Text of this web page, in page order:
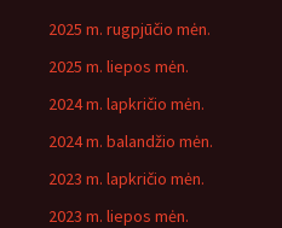
2025 m. rugpjūčio mėn.
2025 m. liepos mėn.
2024 m. lapkričio mėn.
2024 m. balandžio mėn.
2023 m. lapkričio mėn.
2023 m. liepos mėn.